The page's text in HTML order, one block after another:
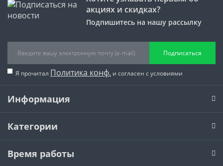
акциях и скидках?
Подпишитесь на нашу рассылку
Подписаться
Я прочитал Политика конф. и согласен с условиями
Информация
Категории
Время работы